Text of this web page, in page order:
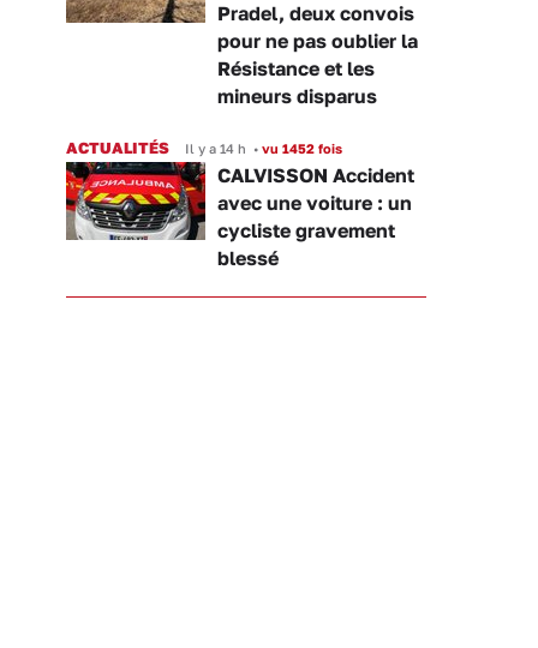
Pradel, deux convois
pour ne pas oublier la
Résistance et les
mineurs disparus
ACTUALITÉS Il y a 14 h • vu 1452 fois
CALVISSON Accident
avec une voiture : un
cycliste gravement
blessé